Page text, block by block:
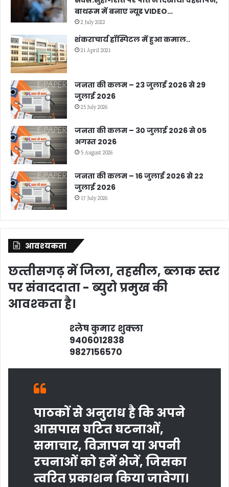
बाथरूम में बनाए न्यूड VIDEO…
2 July 2022
शंकराचार्य हॉस्पिटल में हुआ कमाल..
21 April 2021
जनता की कलम – 23 जुलाई 2026 से 29
जुलाई 2026
25 July 2026
जनता की कलम – 30 जुलाई 2026 से 05
अगस्त 2026
5 August 2026
जनता की कलम – 16 जुलाई 2026 से 22
जुलाई 2026
17 July 2026
आवश्‍यकता
छत्‍तीसगढ़ में जिला, तहसील, ब्‍लाक स्‍तर
पर संवाददाता - ब्‍युरो प्रमुख की
आवश्‍कता है।
श्‍लेष कुमार शुक्‍ला
9406012838
9827156570
पाठकों से अनुराध है कि अपने
आसपास घटित घटनाओं,
समाचार, विज्ञापन या अपनी
रचनाओं को हमें भेजें, जिसका
त्‍वरित प्रकाशन किया जावेगा।